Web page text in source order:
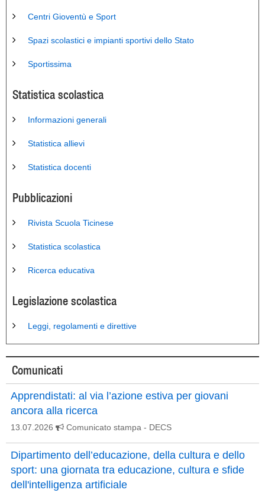
Centri Gioventù e Sport
Spazi scolastici e impianti sportivi dello Stato
Sportissima
Statistica scolastica
Informazioni generali
Statistica allievi
Statistica docenti
Pubblicazioni
Rivista Scuola Ticinese
Statistica scolastica
Ricerca educativa
Legislazione scolastica
Leggi, regolamenti e direttive
Comunicati
Apprendistati: al via l’azione estiva per giovani
ancora alla ricerca
13.07.2026 Comunicato stampa - DECS
Dipartimento dell’educazione, della cultura e dello
sport: una giornata tra educazione, cultura e sfide
dell'intelligenza artificiale